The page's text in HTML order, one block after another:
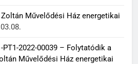
Művelődési Ház energetikai
PT1-2022-00039 – Folytatódik a
Művelődési Ház energetikai